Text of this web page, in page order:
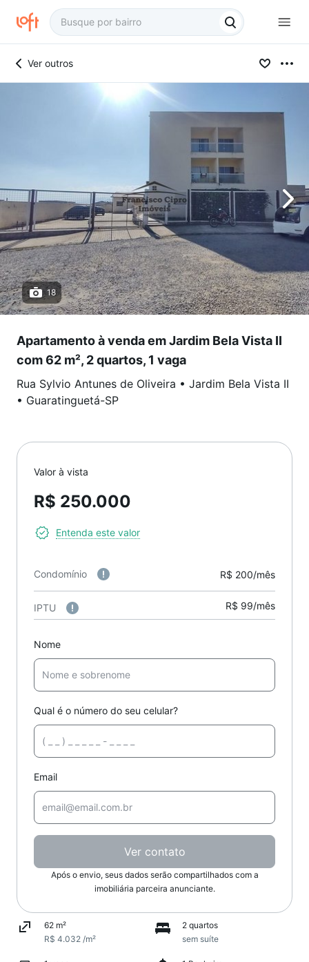
Ver outros
18
Apartamento à venda em Jardim Bela Vista II
com 62 m², 2 quartos, 1 vaga
Rua Sylvio Antunes de Oliveira • Jardim Bela Vista II
• Guaratinguetá-SP
Valor à vista
R$ 250.000
Entenda este valor
Condomínio R$ 200/mês
IPTU R$ 99/mês
Nome
Qual é o número do seu celular?
Email
Ver contato
Após o envio, seus dados serão compartilhados com a
imobiliária parceira anunciante.
62 m²
R$ 4.032 /m²
2 quartos
sem suíte